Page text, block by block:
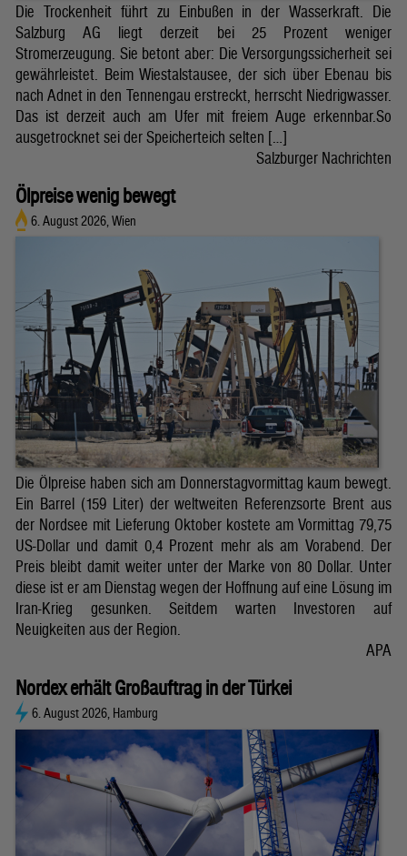
Die Trockenheit führt zu Einbußen in der Wasserkraft. Die
Salzburg AG liegt derzeit bei 25 Prozent weniger
Stromerzeugung. Sie betont aber: Die Versorgungssicherheit sei
gewährleistet. Beim Wiestalstausee, der sich über Ebenau bis
nach Adnet in den Tennengau erstreckt, herrscht Niedrigwasser.
Das ist derzeit auch am Ufer mit freiem Auge erkennbar.So
ausgetrocknet sei der Speicherteich selten […]
Salzburger Nachrichten
Ölpreise wenig bewegt
6. August 2026, Wien
Die Ölpreise haben sich am Donnerstagvormittag kaum bewegt.
Ein Barrel (159 Liter) der weltweiten Referenzsorte Brent aus
der Nordsee mit Lieferung Oktober kostete am Vormittag 79,75
US-Dollar und damit 0,4 Prozent mehr als am Vorabend. Der
Preis bleibt damit weiter unter der Marke von 80 Dollar. Unter
diese ist er am Dienstag wegen der Hoffnung auf eine Lösung im
Iran-Krieg gesunken. Seitdem warten Investoren auf
Neuigkeiten aus der Region.
APA
Nordex erhält Großauftrag in der Türkei
6. August 2026, Hamburg